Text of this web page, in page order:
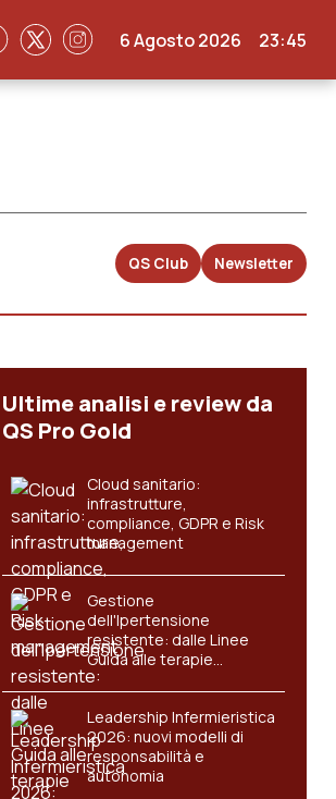
6 Agosto 2026 23:45
QS Club Newsletter
Ultime analisi e review da
QS Pro Gold
Cloud sanitario:
infrastrutture,
compliance, GDPR e Risk
management
Gestione
dell'Ipertensione
resistente: dalle Linee
Guida alle terapie
innovative
Leadership Infermieristica
2026: nuovi modelli di
responsabilità e
autonomia